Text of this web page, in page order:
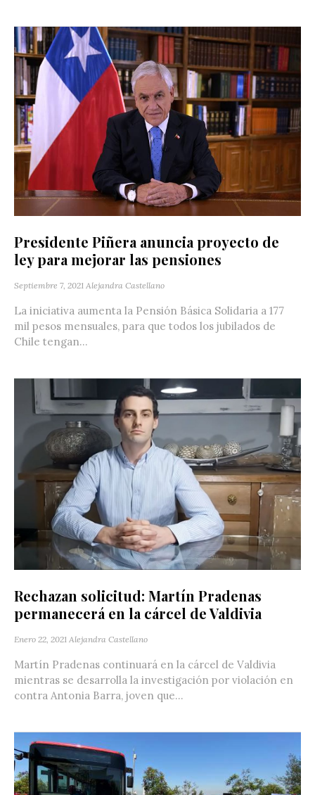
Presidente Piñera anuncia proyecto de
ley para mejorar las pensiones
Septiembre 7, 2021 Alejandra Castellano
La iniciativa aumenta la Pensión Básica Solidaria a 177
mil pesos mensuales, para que todos los jubilados de
Chile tengan...
Rechazan solicitud: Martín Pradenas
permanecerá en la cárcel de Valdivia
Enero 22, 2021 Alejandra Castellano
Martín Pradenas continuará en la cárcel de Valdivia
mientras se desarrolla la investigación por violación en
contra Antonia Barra, joven que...